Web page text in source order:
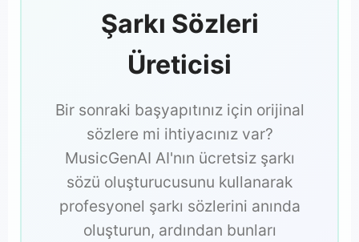
Şarkı Sözleri
Üreticisi
Bir sonraki başyapıtınız için orijinal
sözlere mi ihtiyacınız var?
MusicGenAI AI'nın ücretsiz şarkı
sözü oluşturucusunu kullanarak
profesyonel şarkı sözlerini anında
oluşturun, ardından bunları